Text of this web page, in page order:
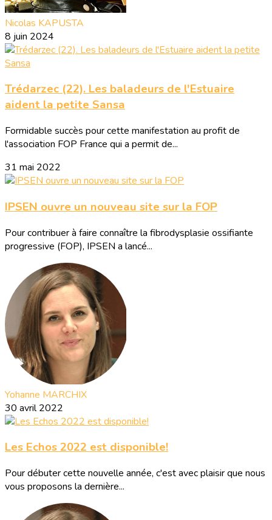
Nicolas KAPUSTA
8 juin 2024
Trédarzec (22). Les baladeurs de l'Estuaire
aident la petite Sansa
Formidable succès pour cette manifestation au profit de
l'association FOP France qui a permit de...
31 mai 2022
IPSEN ouvre un nouveau site sur la FOP
Pour contribuer à faire connaître la fibrodysplasie ossifiante
progressive (FOP), IPSEN a lancé...
Yohanne MARCHIX
30 avril 2022
Les Echos 2022 est disponible!
Pour débuter cette nouvelle année, c'est avec plaisir que nous
vous proposons la dernière...